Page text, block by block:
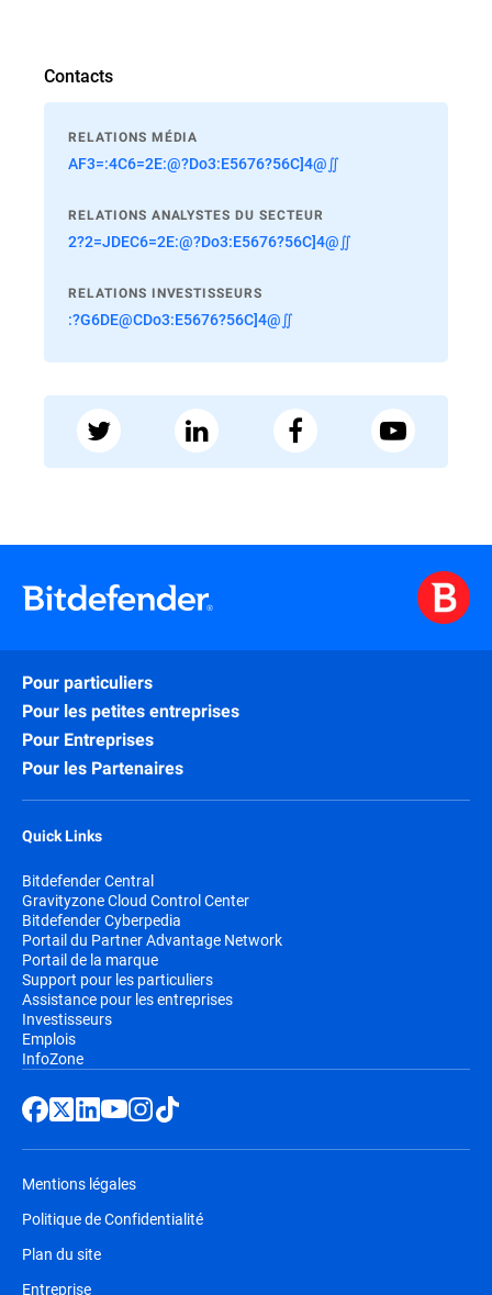
Contacts
RELATIONS MÉDIA
AF3=:4C6=2E:@?Do3:E5676?56C]4@∬
RELATIONS ANALYSTES DU SECTEUR
2?2=JDEC6=2E:@?Do3:E5676?56C]4@∬
RELATIONS INVESTISSEURS
:?G6DE@CDo3:E5676?56C]4@∬
Pour particuliers
Pour les petites entreprises
Pour Entreprises
Pour les Partenaires
Quick Links
Bitdefender Central
Gravityzone Cloud Control Center
Bitdefender Cyberpedia
Portail du Partner Advantage Network
Portail de la marque
Support pour les particuliers
Assistance pour les entreprises
Investisseurs
Emplois
InfoZone
Mentions légales
Politique de Confidentialité
Plan du site
Entreprise